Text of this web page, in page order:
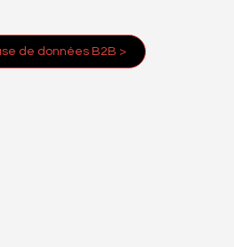
de données B2B >